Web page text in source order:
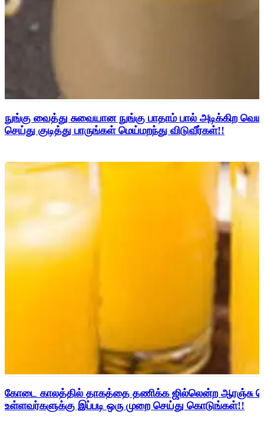
நுங்கு வைத்து சுவையான நுங்கு பாதாம் பால் அடிக்கிற
செய்து குடித்து பாருங்கள் மெய்மறந்து விடுவீர்கள்!!
கோடை காலத்தில் தாகத்தை தணிக்க ஜில்லென்ற ஆரஞ்சு
உள்ளவர்களுக்கு இப்படி ஒரு முறை செய்து கொடுங்கள்!!